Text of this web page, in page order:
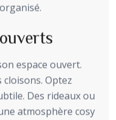
espace ouvert.
cloisons. Optez
Des rideaux ou
atmosphère cosy